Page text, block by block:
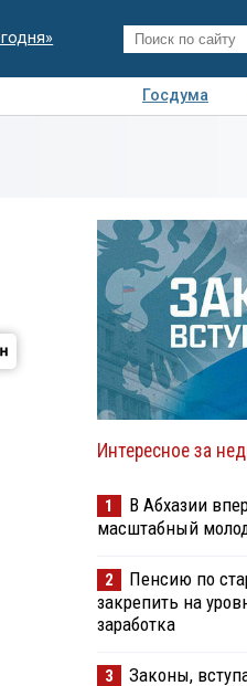
Госдума
Интересное за
1
В Абхазии
масштабный
2
Пенсию по
закрепить на
заработка
3
Законы,